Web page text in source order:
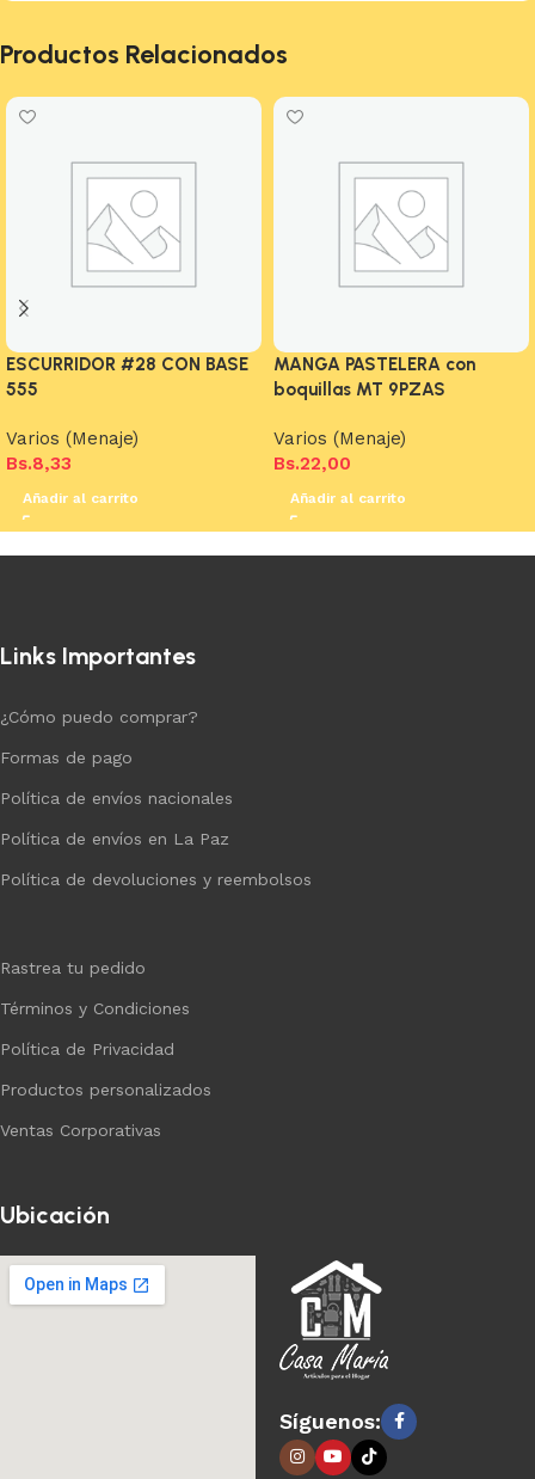
Productos Relacionados
ESCURRIDOR #28 CON BASE
555
Varios (Menaje)
Bs.8,33
Añadir al carrito
MANGA PASTELERA con
boquillas MT 9PZAS
Varios (Menaje)
Bs.22,00
Añadir al carrito
Links Importantes
¿Cómo puedo comprar?
Formas de pago
Política de envíos nacionales
Política de envíos en La Paz
Política de devoluciones y reembolsos
Rastrea tu pedido
Términos y Condiciones
Política de Privacidad
Productos personalizados
Ventas Corporativas
Ubicación
Síguenos: